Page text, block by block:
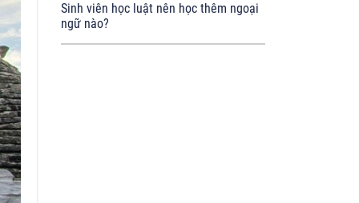
Sinh viên học luật nên học thêm ngoại
ngữ nào?